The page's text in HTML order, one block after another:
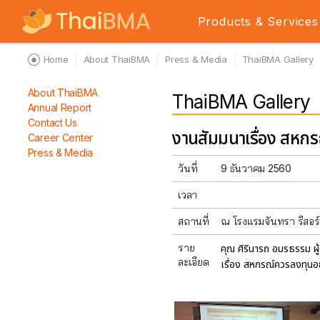
Products & Services
Home About ThaiBMA Press & Media ThaiBMA Gallery
About ThaiBMA
Annual Report
Contact Us
Career Center
Press & Media
ThaiBMA Gallery
งานสัมมนาเรื่อง สห
วันที่ 9 ธันวาคม 2560
เวลา
สถานที่ ณ โรงแรมจันทรา รีสอ
ราย
ละเอียด
คุณ ศิรินารถ อมรธรรม ผู้
เรื่อง สหกรณ์ควรลงทุนอ